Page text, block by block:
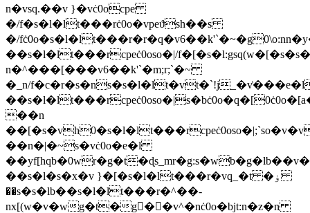
n�vsq.��v }�vċ0ocpe
�/f�s�l�lt���rċ0o�vpeϑsh��s
�/
��s�l�lt���rcpeċ0oso�|/
n�^���[���v6��k'`�m;r;`�~
�_n/
��n
��n�|�~s�vċ0o�e�l
��s�l�s�x�v }�[�s�l�lt���r�vq_�t �ۏ
��s�s�lb��s�l�lt���r�^��-
nx[(w�v�wg�t�g� �v^�nċ0o�bjt:n�z�n